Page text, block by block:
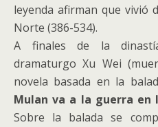
leyenda afirman que vivió
Norte (386-534).
A finales de la
dramaturgo Xu Wei
novela basada en la
Mulan va a la guerra en
Sobre la balada se